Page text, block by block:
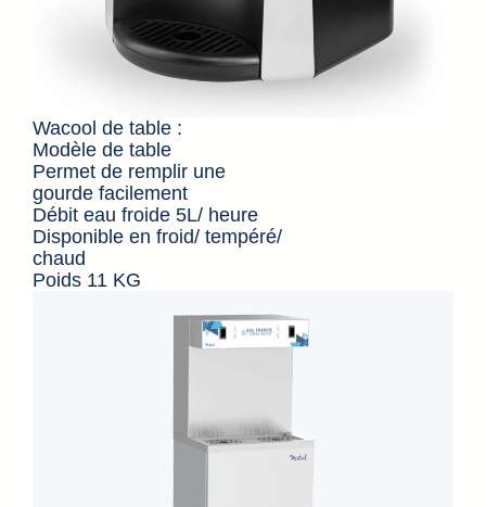
Wacool de table :
Modèle de table
Permet de remplir une
gourde facilement
Débit eau froide 5L/ heure
Disponible en froid/ tempéré/
chaud
Poids 11 KG